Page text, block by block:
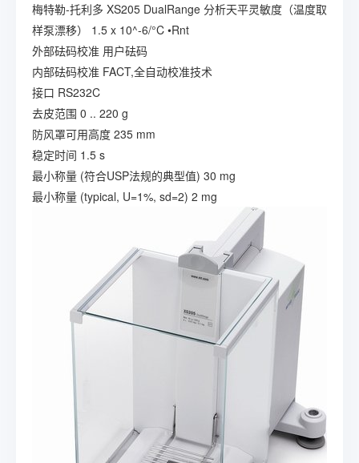
梅特勒-托利多 XS205 DualRange 分析天平灵敏度（温度取
样泵漂移） 1.5 x 10^-6/°C •Rnt
外部砝码校准 用户砝码
内部砝码校准 FACT,全自动校准技术
接口 RS232C
去皮范围 0 .. 220 g
防风罩可用高度 235 mm
稳定时间 1.5 s
最小称量 (符合USP法规的典型值) 30 mg
最小称量 (typical, U=1%, sd=2) 2 mg